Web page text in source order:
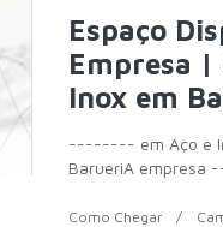
Espaço
Empresa |
Inox em
-------- em Aço e
BarueriA empresa
Como Chegar